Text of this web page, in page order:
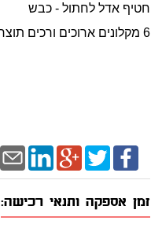
חטיף אדל לחתול - כבש
6 מקלונים ארוכים ורכים תוצרת גרמניה.
זמן אספקה ותנאי רכישה: